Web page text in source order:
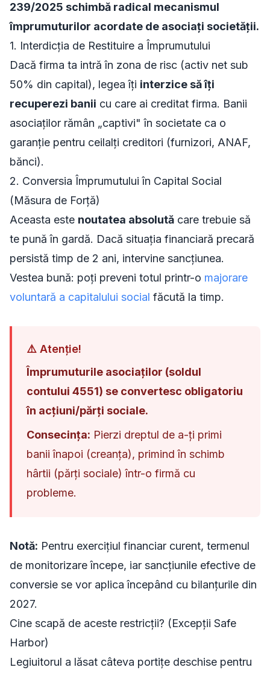
239/2025 schimbă radical mecanismul
împrumuturilor acordate de asociați societății.
1. Interdicția de Restituire a Împrumutului
Dacă firma ta intră în zona de risc (activ net sub
50% din capital), legea îți interzice să îți
recuperezi banii cu care ai creditat firma. Banii
asociaților rămân „captivi" în societate ca o
garanție pentru ceilalți creditori (furnizori, ANAF,
bănci).
2. Conversia Împrumutului în Capital Social
(Măsura de Forță)
Aceasta este noutatea absolută care trebuie să
te pună în gardă. Dacă situația financiară precară
persistă timp de 2 ani, intervine sancțiunea.
Vestea bună: poți preveni totul printr-o majorare
voluntară a capitalului social făcută la timp.
⚠️ Atenție!
Împrumuturile asociaților (soldul
contului 4551) se convertesc obligatoriu
în acțiuni/părți sociale.
Consecința: Pierzi dreptul de a-ți primi
banii înapoi (creanța), primind în schimb
hârtii (părți sociale) într-o firmă cu
probleme.
Notă: Pentru exercițiul financiar curent, termenul
de monitorizare începe, iar sancțiunile efective de
conversie se vor aplica începând cu bilanțurile din
2027.
Cine scapă de aceste restricții? (Excepții Safe
Harbor)
Legiuitorul a lăsat câteva portițe deschise pentru